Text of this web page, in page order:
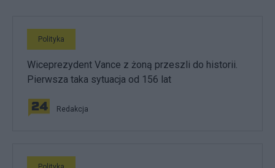
Polityka
Wiceprezydent Vance z żoną przeszli do historii.
Pierwsza taka sytuacja od 156 lat
Redakcja